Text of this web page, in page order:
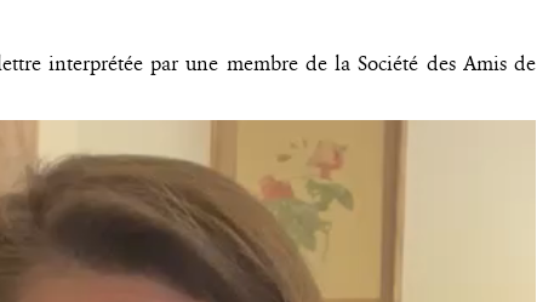
interprétée par une membre de la Société des Amis de